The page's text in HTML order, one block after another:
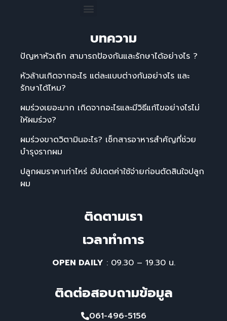
บทความ
ปัญหาหัวเถิก สามารถป้องกันและรักษาได้อย่างไร ?
หัวล้านเกิดจากอะไร แต่ละแบบต่างกันอย่างไร และ
รักษาได้ไหม?
ผมร่วงเยอะมาก เกิดจากอะไรและมีวิธีแก้ไขอย่างไรไม่
ให้ผมร่วง?
ผมร่วงขาดวิตามินอะไร? เช็กสารอาหารสำคัญที่ช่วย
บำรุงรากผม
ปลูกผมราคาเท่าไหร่ อัปเดตค่าใช้จ่ายก่อนตัดสินใจปลูก
ผม
ติดตามเรา
เวลาทําการ
OPEN DAILY : 09.30 – 19.30 น.
ติดต่อสอบถามข้อมูล
061-496-5156